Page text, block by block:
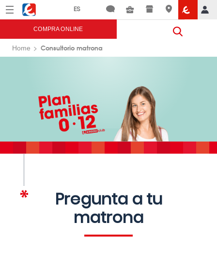
Menú Eroski
COMPRA ONLINE
Home Consultorio matrona
Pregunta a tu
matrona